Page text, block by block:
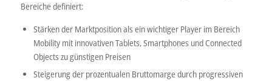
Bereiche definiert:
Stärken der Marktposition als ein wichtiger Player im Bereich
Mobility mit innovativen Tablets, Smartphones und Connected
Objects zu günstigen Preisen
Steigerung der prozentualen Bruttomarge durch progressiven